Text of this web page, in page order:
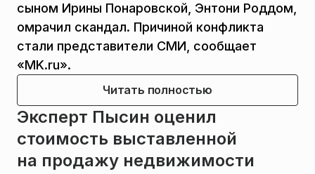
сыном Ирины Понаровской, Энтони Роддом,
омрачил скандал. Причиной конфликта
стали представители СМИ, сообщает
«MK.ru».
Читать полностью
Эксперт Пысин оценил
стоимость выставленной
на продажу недвижимости